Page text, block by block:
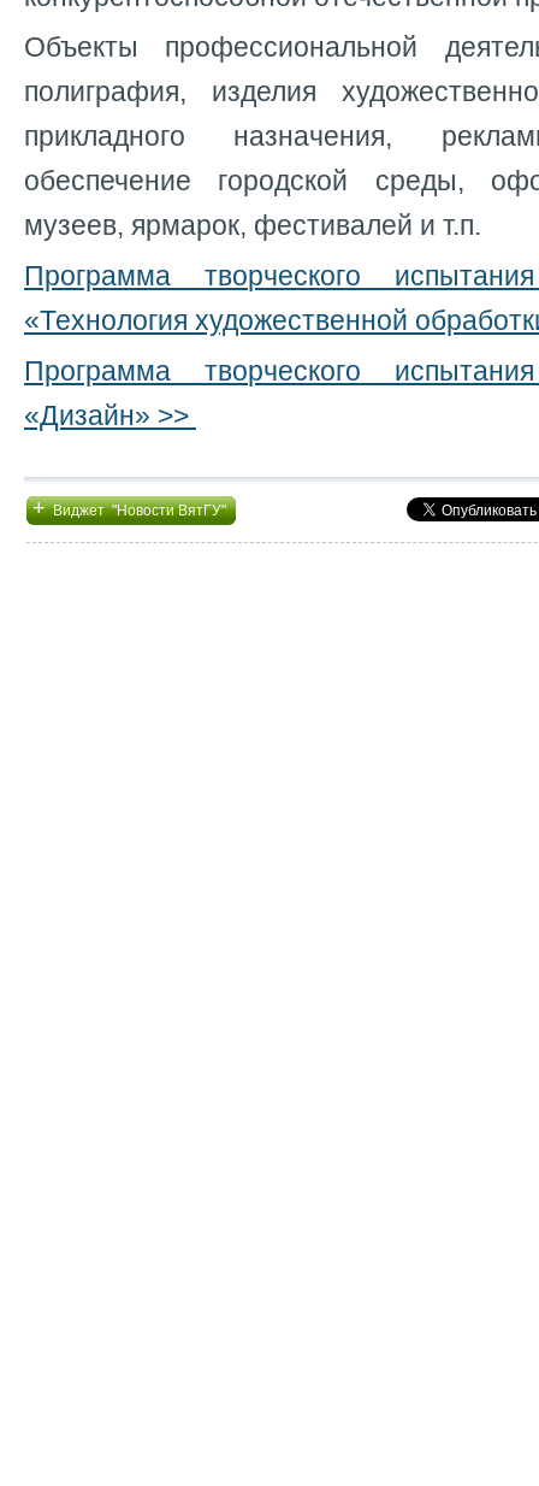
Объекты профессиональной
полиграфия, изделия
прикладного назначения,
обеспечение городской среды,
музеев, ярмарок, фестивалей и т.п.
Программа творческого
«Технология художественной
Программа творческого
«Дизайн» >>
+Виджет "Новости ВятГУ"